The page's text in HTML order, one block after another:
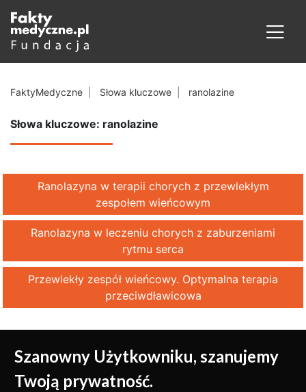
Szanowny Użytkowniku, szanujemy
Twoją prywatność.
FaktyMedyczne Słowa kluczowe ranolazine
Słowa kluczowe: ranolazine
Ranolazyna w terapii chorych z przewlekłym
zespołem wieńcowym
Ranolazyna w leczeniu chorych z zaburzeniami
rytmu serca
Przewlekły zespół wieńcowy. Optymalna terapia
przeciwdławicowa